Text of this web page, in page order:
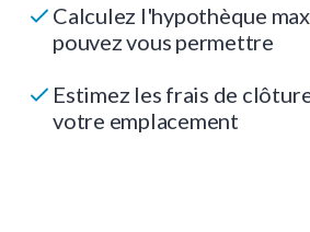
Calculez l'hypothèque
pouvez vous permettre
Estimez les frais de
votre emplacement